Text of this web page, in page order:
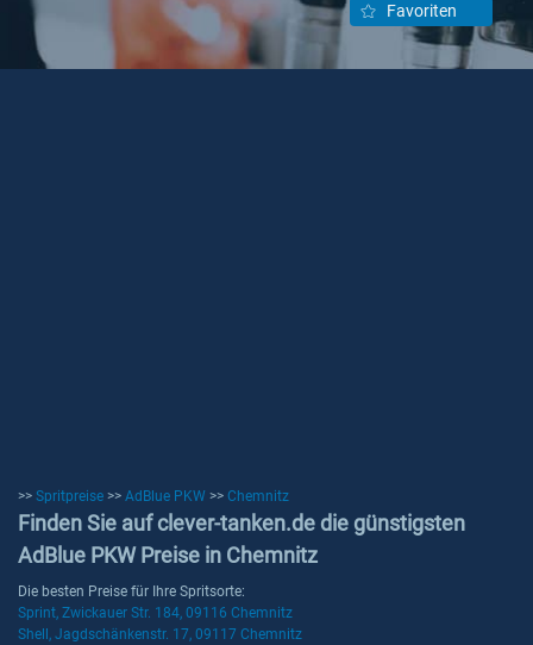
Favoriten
>> Spritpreise >> AdBlue PKW >> Chemnitz
Finden Sie auf clever-tanken.de die günstigsten
AdBlue PKW Preise in Chemnitz
Die besten Preise für Ihre Spritsorte:
Sprint, Zwickauer Str. 184, 09116 Chemnitz
Shell, Jagdschänkenstr. 17, 09117 Chemnitz